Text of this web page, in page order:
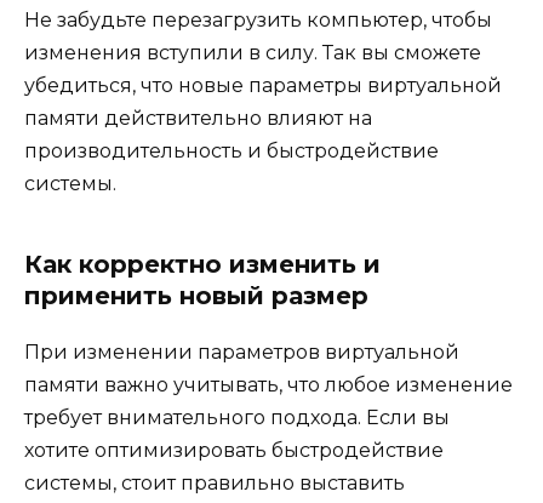
Не забудьте перезагрузить компьютер, чтобы
изменения вступили в силу. Так вы сможете
убедиться, что новые параметры виртуальной
памяти действительно влияют на
производительность и быстродействие
системы.
Как корректно изменить и
применить новый размер
При изменении параметров виртуальной
памяти важно учитывать, что любое изменение
требует внимательного подхода. Если вы
хотите оптимизировать быстродействие
системы, стоит правильно выставить